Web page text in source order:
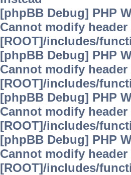
[phpBB Debug] PHP
Cannot modify
[ROOT]/includes/
[phpBB Debug] PHP
Cannot modify
[ROOT]/includes/
[phpBB Debug] PHP
Cannot modify
[ROOT]/includes/
[phpBB Debug] PHP
Cannot modify
[ROOT]/includes/